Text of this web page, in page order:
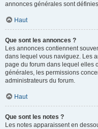
annonces générales sont
Haut
Que sont les annonces ?
Les annonces contiennent
dans lequel vous naviguez. Les
page du forum dans lequel elles
générales, les permissions
administrateurs du forum.
Haut
Que sont les notes ?
Les notes apparaissent en